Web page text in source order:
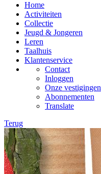
Home
Activiteiten
Collectie
Jeugd & Jongeren
Leren
Taalhuis
Klantenservice
Contact
Inloggen
Onze vestigingen
Abonnementen
Translate
Terug